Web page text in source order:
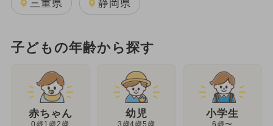
三重県 静岡県
子どもの年齢から探す
赤ちゃん
0歳1歳2歳
幼児
3歳4歳5歳
小学生
6歳〜